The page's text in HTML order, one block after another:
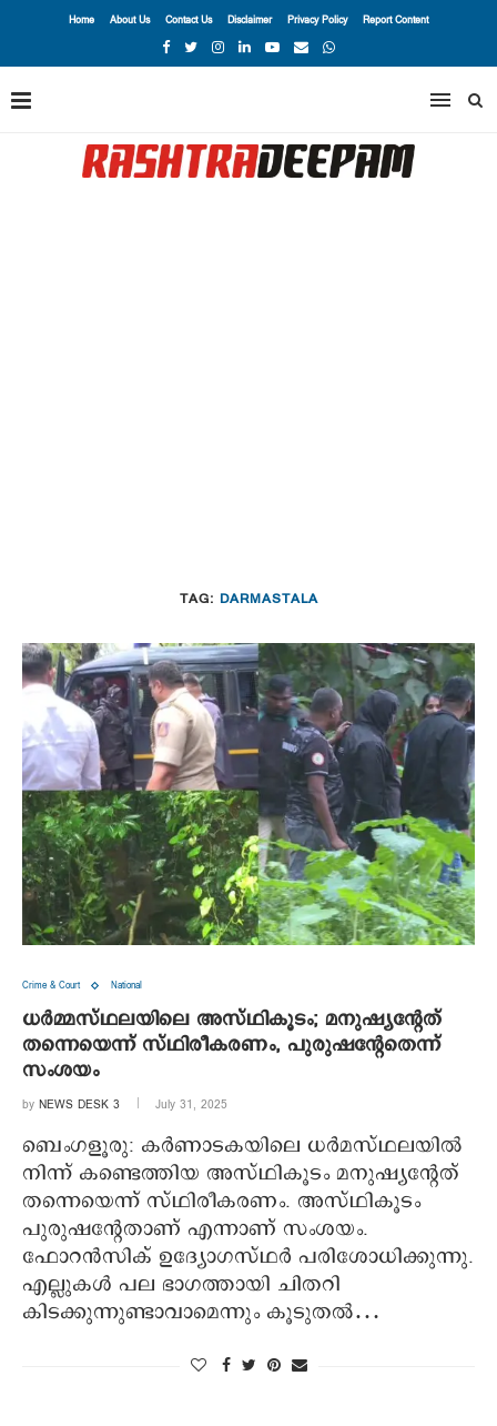
Home About Us Contact Us Disclaimer Privacy Policy Report Content
TAG: DARMASTALA
Crime & Court National
ധർമ്മസ്ഥലയിലെ അസ്ഥികൂടം; മനുഷ്യന്റേത്
തന്നെയെന്ന് സ്ഥിരീകരണം, പുരുഷന്റേതെന്ന്
സംശയം
by NEWS DESK 3 July 31, 2025
ബെം​ഗളൂരു: കർണാടകയിലെ ധർമസ്ഥലയിൽ
നിന്ന് കണ്ടെത്തിയ അസ്ഥികൂടം മനുഷ്യന്റേത്
തന്നെയെന്ന് സ്ഥിരീകരണം. അസ്ഥികൂടം
പുരുഷന്റേതാണ് എന്നാണ് സംശയം.
ഫോറൻസിക് ഉദ്യോഗസ്ഥർ പരിശോധിക്കുന്നു.
എല്ലുകൾ പല ഭാഗത്തായി ചിതറി
കിടക്കുന്നുണ്ടാവാമെന്നും കൂടുതൽ…